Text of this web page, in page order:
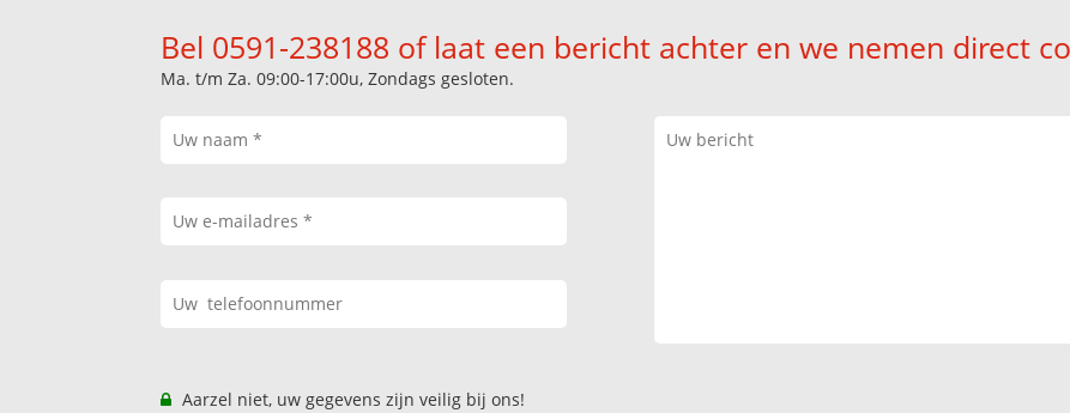
Bel 0591-238188 of laat een bericht achter en we nemen direct
Ma. t/m Za. 09:00-17:00u, Zondags gesloten.
Aarzel niet, uw gegevens zijn veilig bij ons!